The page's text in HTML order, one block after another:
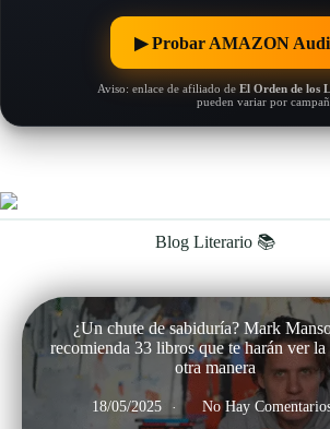
▶︎ Probar AMAZON
Aviso: enlace de afiliado de El Orden de los
pueden variar por
Blog Literario 📚
¿Un chute de sabiduría? Mark
recomienda 33 libros que te harán ver
otra manera
18/05/2025 No Hay